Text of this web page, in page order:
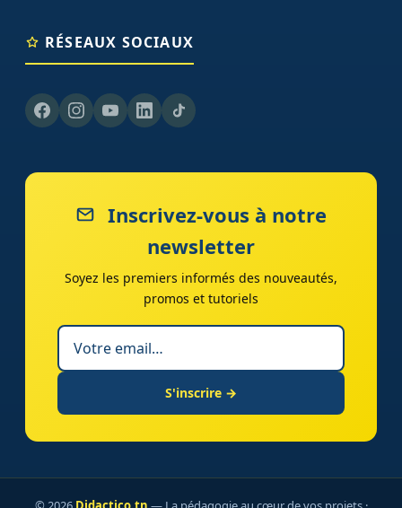
RÉSEAUX SOCIAUX
Inscrivez-vous à notre
newsletter
Soyez les premiers informés des nouveautés,
promos et tutoriels
S'inscrire →